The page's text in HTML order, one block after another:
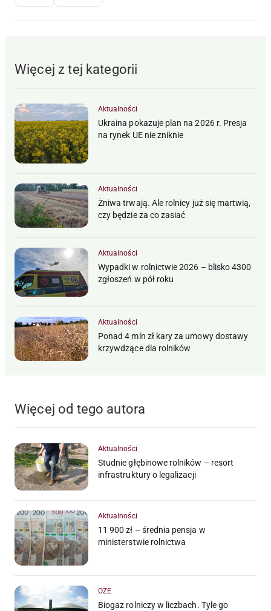
Więcej z tej kategorii
Aktualności
Ukraina pokazuje plan na 2026 r. Presja
na rynek UE nie zniknie
Aktualności
Żniwa trwają. Ale rolnicy już się martwią,
czy będzie za co zasiać
Aktualności
Wypadki w rolnictwie 2026 – blisko 4300
zgłoszeń w pół roku
Aktualności
Ponad 4 mln zł kary za umowy dostawy
krzywdzące dla rolników
Więcej od tego autora
Aktualności
Studnie głębinowe rolników – resort
infrastruktury o legalizacji
Aktualności
11 900 zł – średnia pensja w
ministerstwie rolnictwa
OZE
Biogaz rolniczy w liczbach. Tyle go